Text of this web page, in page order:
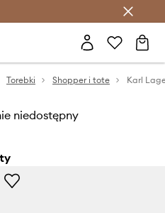
Club >
Torebki Shopper i tote Karl
niedostępny